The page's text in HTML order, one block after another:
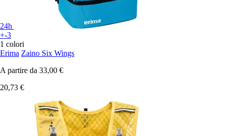
24h
+-3
1 colori
Erima Zaino Six Wings
A partire da 33,00 €
20,73 €